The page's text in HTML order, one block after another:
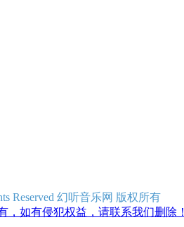
Reserved 幻听音乐网 版权所有
如有侵犯权益，请联系我们删除！